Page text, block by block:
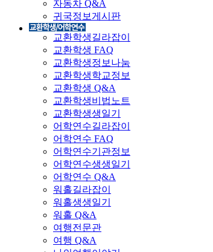
자동차 Q&A
귀국정보게시판
교환학생길라잡이
교환학생 FAQ
교환학생정보나눔
교환학생학교정보
교환학생 Q&A
교환학생비법노트
교환학생생일기
어학연수길라잡이
어학연수 FAQ
어학연수기관정보
어학연수생생일기
어학연수 Q&A
워홀길라잡이
워홀생생일기
워홀 Q&A
여행전문관
여행 Q&A